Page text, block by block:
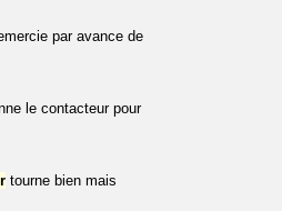
par avance de
le contacteur pour
tourne bien mais